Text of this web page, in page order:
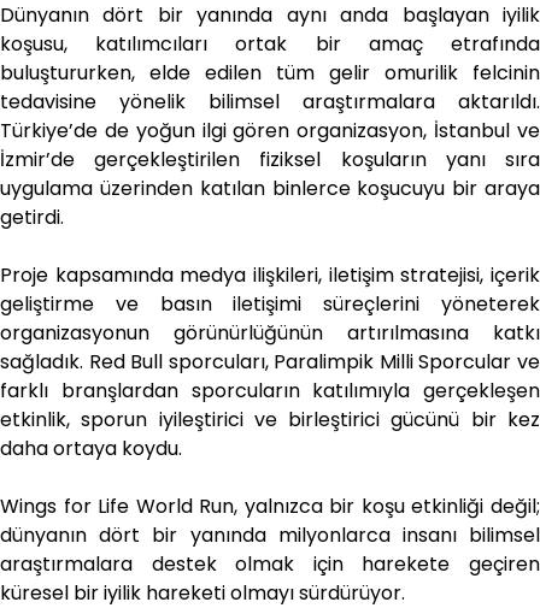
Dünyanın dört bir yanında aynı anda başlayan iyilik
koşusu, katılımcıları ortak bir amaç etrafında
buluştururken, elde edilen tüm gelir omurilik felcinin
tedavisine yönelik bilimsel araştırmalara aktarıldı.
Türkiye’de de yoğun ilgi gören organizasyon, İstanbul ve
İzmir’de gerçekleştirilen fiziksel koşuların yanı sıra
uygulama üzerinden katılan binlerce koşucuyu bir araya
getirdi.
Proje kapsamında medya ilişkileri, iletişim stratejisi, içerik
geliştirme ve basın iletişimi süreçlerini yöneterek
organizasyonun görünürlüğünün artırılmasına katkı
sağladık. Red Bull sporcuları, Paralimpik Milli Sporcular ve
farklı branşlardan sporcuların katılımıyla gerçekleşen
etkinlik, sporun iyileştirici ve birleştirici gücünü bir kez
daha ortaya koydu.
Wings for Life World Run, yalnızca bir koşu etkinliği değil;
dünyanın dört bir yanında milyonlarca insanı bilimsel
araştırmalara destek olmak için harekete geçiren
küresel bir iyilik hareketi olmayı sürdürüyor.